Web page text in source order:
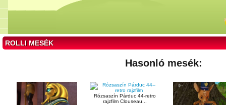
ROLLI MESÉK
Hasonló mesék:
Rózsaszín Párduc 44-retro
rajzfilm Clouseau...